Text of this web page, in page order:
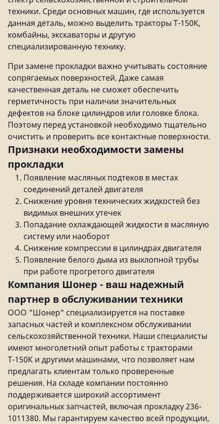
техники. Среди основных машин, где используется
данная деталь, можно выделить тракторы Т-150К,
комбайны, экскаваторы и другую
специализированную технику.
При замене прокладки важно учитывать состояние
сопрягаемых поверхностей. Даже самая
качественная деталь не сможет обеспечить
герметичность при наличии значительных
дефектов на блоке цилиндров или головке блока.
Поэтому перед установкой необходимо тщательно
очистить и проверить все контактные поверхности.
Признаки необходимости замены
прокладки
Появление масляных подтеков в местах
соединений деталей двигателя
Снижение уровня технических жидкостей без
видимых внешних утечек
Попадание охлаждающей жидкости в масляную
систему или наоборот
Снижение компрессии в цилиндрах двигателя
Появление белого дыма из выхлопной трубы
при работе прогретого двигателя
Компания Шонер - ваш надежный
партнер в обслуживании техники
ООО "Шонер" специализируется на поставке
запасных частей и комплексном обслуживании
сельскохозяйственной техники. Наши специалисты
имеют многолетний опыт работы с тракторами
Т-150К и другими машинами, что позволяет нам
предлагать клиентам только проверенные
решения. На складе компании постоянно
поддерживается широкий ассортимент
оригинальных запчастей, включая прокладку 236-
1011380. Мы гарантируем качество всей продукции,